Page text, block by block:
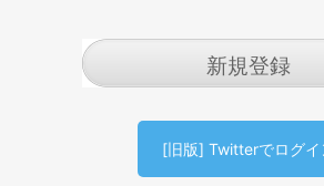
新規登録
[旧版] Twitterでログイ